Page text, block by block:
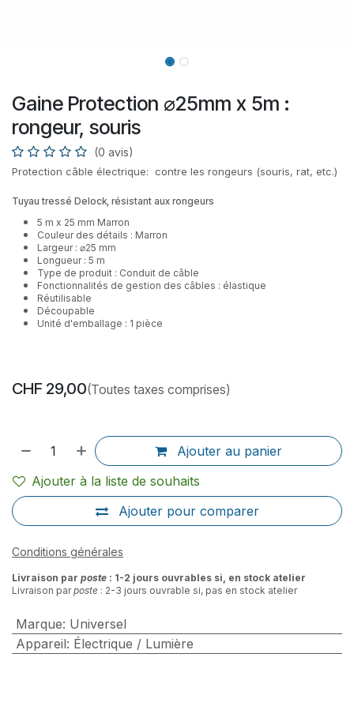
Gaine Protection ⌀25mm x 5m :
rongeur, souris
(0 avis)
Protection câble électrique: contre les rongeurs (souris, rat, etc.)
Tuyau tressé Delock, résistant aux rongeurs
5 m x 25 mm Marron
Couleur des détails : Marron
Largeur : ⌀25 mm
Longueur : 5 m
Type de produit : Conduit de câble
Fonctionnalités de gestion des câbles : élastique
Réutilisable
Découpable
Unité d'emballage : 1 pièce
CHF 29,00(Toutes taxes comprises)
Ajouter au panier
Ajouter pour comparer
Ajouter à la liste de souhaits
Conditions générales
Livraison par poste : 1-2 jours ouvrables si, en stock atelier
Livraison parposte : 2-3 jours ouvrable si, pas en stock atelier
Marque: Universel
Appareil: Électrique / Lumière